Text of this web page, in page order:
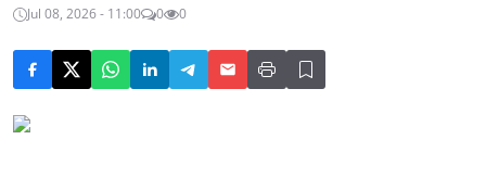
Jul 08, 2026 - 11:00
0 0